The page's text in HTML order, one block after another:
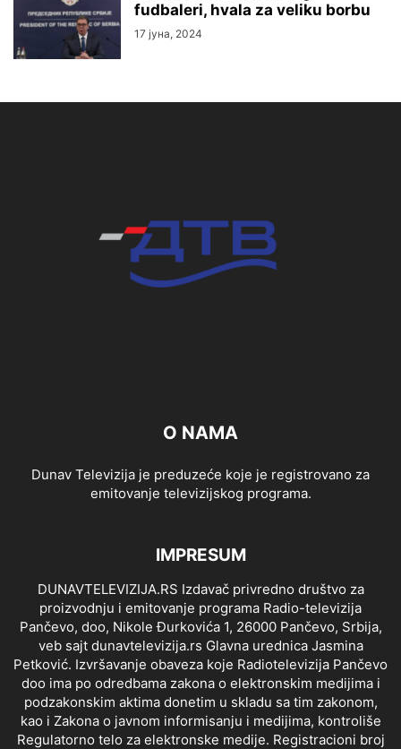
fudbaleri, hvala za veliku borbu
17 јуна, 2024
O NAMA
Dunav Televizija je preduzeće koje je registrovano za
emitovanje televizijskog programa.
IMPRESUM
DUNAVTELEVIZIJA.RS Izdavač privredno društvo za
proizvodnju i emitovanje programa Radio-televizija
Pančevo, doo, Nikole Đurkovića 1, 26000 Pančevo, Srbija,
veb sajt dunavtelevizija.rs Glavna urednica Jasmina
Petković. Izvršavanje obaveza koje Radiotelevizija Pančevo
doo ima po odredbama zakona o elektronskim medijima i
podzakonskim aktima donetim u skladu sa tim zakonom,
kao i Zakona o javnom informisanju i medijima, kontroliše
Regulatorno telo za elektronske medije. Registracioni broj